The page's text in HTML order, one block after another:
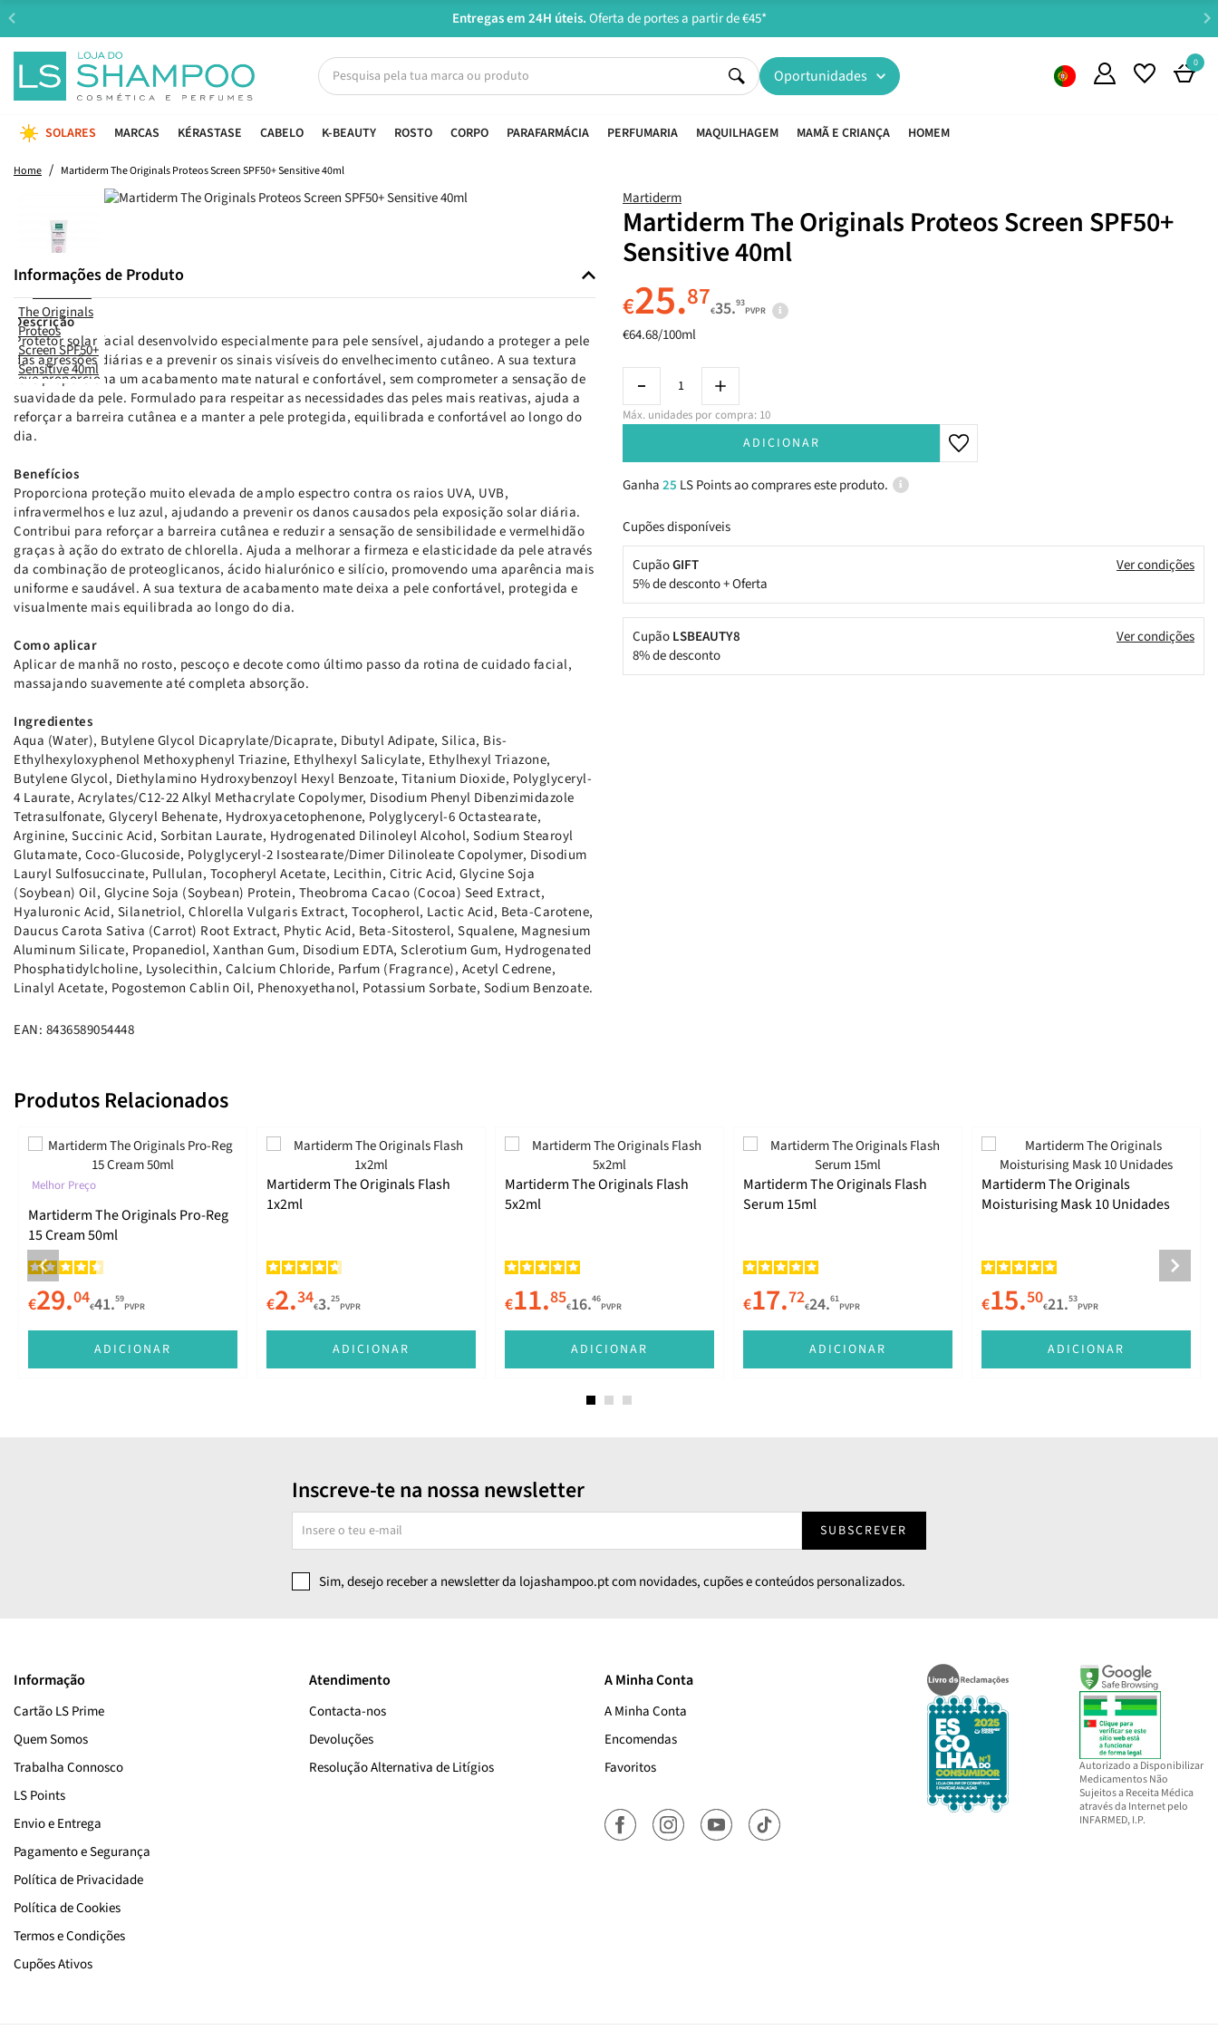
Entregas em 24H úteis.Oferta de portes a partir de €45*
Oportunidades
0
SOLARES MARCAS KÉRASTASE CABELO K-BEAUTY ROSTO CORPO PARAFARMÁCIA PERFUMARIA MAQUILHAGEM MAMÃ E CRIANÇA HOMEM
Home Martiderm The Originals Proteos Screen SPF50+ Sensitive 40ml
Informações de Produto
Descrição
Protetor solar facial desenvolvido especialmente para pele sensível, ajudando a proteger a pele
das agressões diárias e a prevenir os sinais visíveis do envelhecimento cutâneo. A sua textura
leve proporciona um acabamento mate natural e confortável, sem comprometer a sensação de
suavidade da pele. Formulado para respeitar as necessidades das peles mais reativas, ajuda a
reforçar a barreira cutânea e a manter a pele protegida, equilibrada e confortável ao longo do
dia.
Benefícios
Proporciona proteção muito elevada de amplo espectro contra os raios UVA, UVB,
infravermelhos e luz azul, ajudando a prevenir os danos causados pela exposição solar diária.
Contribui para reforçar a barreira cutânea e reduzir a sensação de sensibilidade e vermelhidão
graças à ação do extrato de chlorella. Ajuda a melhorar a firmeza e elasticidade da pele através
da combinação de proteoglicanos, ácido hialurónico e silício, promovendo uma aparência mais
uniforme e saudável. A sua textura de acabamento mate deixa a pele confortável, protegida e
visualmente mais equilibrada ao longo do dia.
Como aplicar
Aplicar de manhã no rosto, pescoço e decote como último passo da rotina de cuidado facial,
massajando suavemente até completa absorção.
Ingredientes
Aqua (Water), Butylene Glycol Dicaprylate/Dicaprate, Dibutyl Adipate, Silica, Bis-
Ethylhexyloxyphenol Methoxyphenyl Triazine, Ethylhexyl Salicylate, Ethylhexyl Triazone,
Butylene Glycol, Diethylamino Hydroxybenzoyl Hexyl Benzoate, Titanium Dioxide, Polyglyceryl-
4 Laurate, Acrylates/C12-22 Alkyl Methacrylate Copolymer, Disodium Phenyl Dibenzimidazole
Tetrasulfonate, Glyceryl Behenate, Hydroxyacetophenone, Polyglyceryl-6 Octastearate,
Arginine, Succinic Acid, Sorbitan Laurate, Hydrogenated Dilinoleyl Alcohol, Sodium Stearoyl
Glutamate, Coco-Glucoside, Polyglyceryl-2 Isostearate/Dimer Dilinoleate Copolymer, Disodium
Lauryl Sulfosuccinate, Pullulan, Tocopheryl Acetate, Lecithin, Citric Acid, Glycine Soja
(Soybean) Oil, Glycine Soja (Soybean) Protein, Theobroma Cacao (Cocoa) Seed Extract,
Hyaluronic Acid, Silanetriol, Chlorella Vulgaris Extract, Tocopherol, Lactic Acid, Beta-Carotene,
Daucus Carota Sativa (Carrot) Root Extract, Phytic Acid, Beta-Sitosterol, Squalene, Magnesium
Aluminum Silicate, Propanediol, Xanthan Gum, Disodium EDTA, Sclerotium Gum, Hydrogenated
Phosphatidylcholine, Lysolecithin, Calcium Chloride, Parfum (Fragrance), Acetyl Cedrene,
Linalyl Acetate, Pogostemon Cablin Oil, Phenoxyethanol, Potassium Sorbate, Sodium Benzoate.
EAN: 8436589054448
Martiderm
Martiderm The Originals Proteos Screen SPF50+
Sensitive 40ml
€25.87€35.93
PVPR
€64.68/100ml
Máx. unidades por compra: 10
ADICIONAR
Ganha25 LS Points ao comprares este produto.
Cupões disponíveis
CupãoGIFT
5% de desconto + Oferta
Ver condições
CupãoLSBEAUTY8
8% de desconto
Ver condições
Produtos Relacionados
Melhor Preço
Martiderm The Originals Pro-Reg
15 Cream 50ml
€29.04€41.59
PVPR
ADICIONAR
Martiderm The Originals Flash
1x2ml
€2.34€3.25
PVPR
ADICIONAR
Martiderm The Originals Flash
5x2ml
€11.85€16.46
PVPR
ADICIONAR
Martiderm The Originals Flash
Serum 15ml
€17.72€24.61
PVPR
ADICIONAR
Martiderm The Originals
Moisturising Mask 10 Unidades
€15.50€21.53
PVPR
ADICIONAR
Inscreve-te na nossa newsletter
SUBSCREVER
Sim, desejo receber a newsletter da lojashampoo.pt com novidades, cupões e conteúdos personalizados.
Informação
Cartão LS Prime
Quem Somos
Trabalha Connosco
LS Points
Envio e Entrega
Pagamento e Segurança
Política de Privacidade
Política de Cookies
Termos e Condições
Cupões Ativos
Atendimento
Contacta-nos
Devoluções
Resolução Alternativa de Litígios
A Minha Conta
A Minha Conta
Encomendas
Favoritos
Autorizado a Disponibilizar
Medicamentos Não
Sujeitos a Receita Médica
através da Internet pelo
INFARMED, I.P.